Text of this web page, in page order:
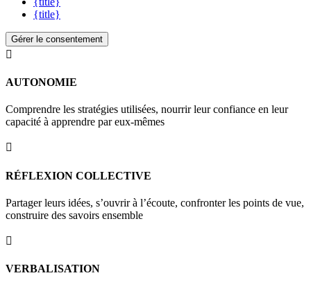
{title}
Gérer le consentement

AUTONOMIE
Comprendre les stratégies utilisées, nourrir leur confiance en leur
capacité à apprendre par eux-mêmes

RÉFLEXION COLLECTIVE
Partager leurs idées, s’ouvrir à l’écoute, confronter les points de vue,
construire des savoirs ensemble

VERBALISATION